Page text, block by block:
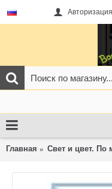
Авторизация
Главная Свет и цвет. По